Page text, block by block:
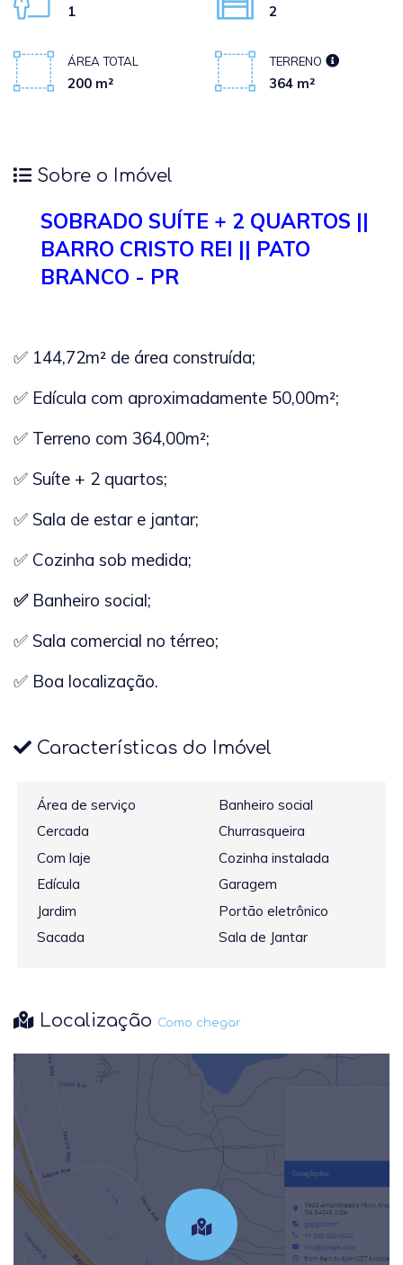
1 2
ÁREA TOTAL
200 m²
TERRENO
364 m²
Sobre o Imóvel
SOBRADO SUÍTE + 2 QUARTOS ||
BARRO CRISTO REI || PATO
BRANCO - PR
✅ 144,72m² de área construída;
✅ Edícula com aproximadamente 50,00m²;
✅ Terreno com 364,00m²;
✅ Suíte + 2 quartos;
✅ Sala de estar e jantar;
✅ Cozinha sob medida;
✅Banheiro social;
✅ Sala comercial no térreo;
✅ Boa localização.
Características do Imóvel
Área de serviço
Banheiro social
Cercada
Churrasqueira
Com laje
Cozinha instalada
Edícula
Garagem
Jardim
Portão eletrônico
Sacada
Sala de Jantar
Localização Como chegar